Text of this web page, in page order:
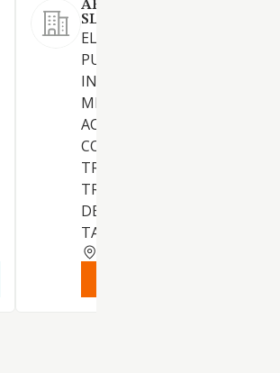
ARCE VITADE
SL
EL TRANSPORTE DE
PUBLICO, NACIONAL O
INTERNACIONAL DE
MERCANCIAS, ASI COMO LAS
ACTIVIDADES AUXILIARES Y
COMPLEMENTARIAS DE
TRANSPORTE. TODA CLASE
TRANSPORTE POR
DE MERCANCIAS Y
TANTO DE